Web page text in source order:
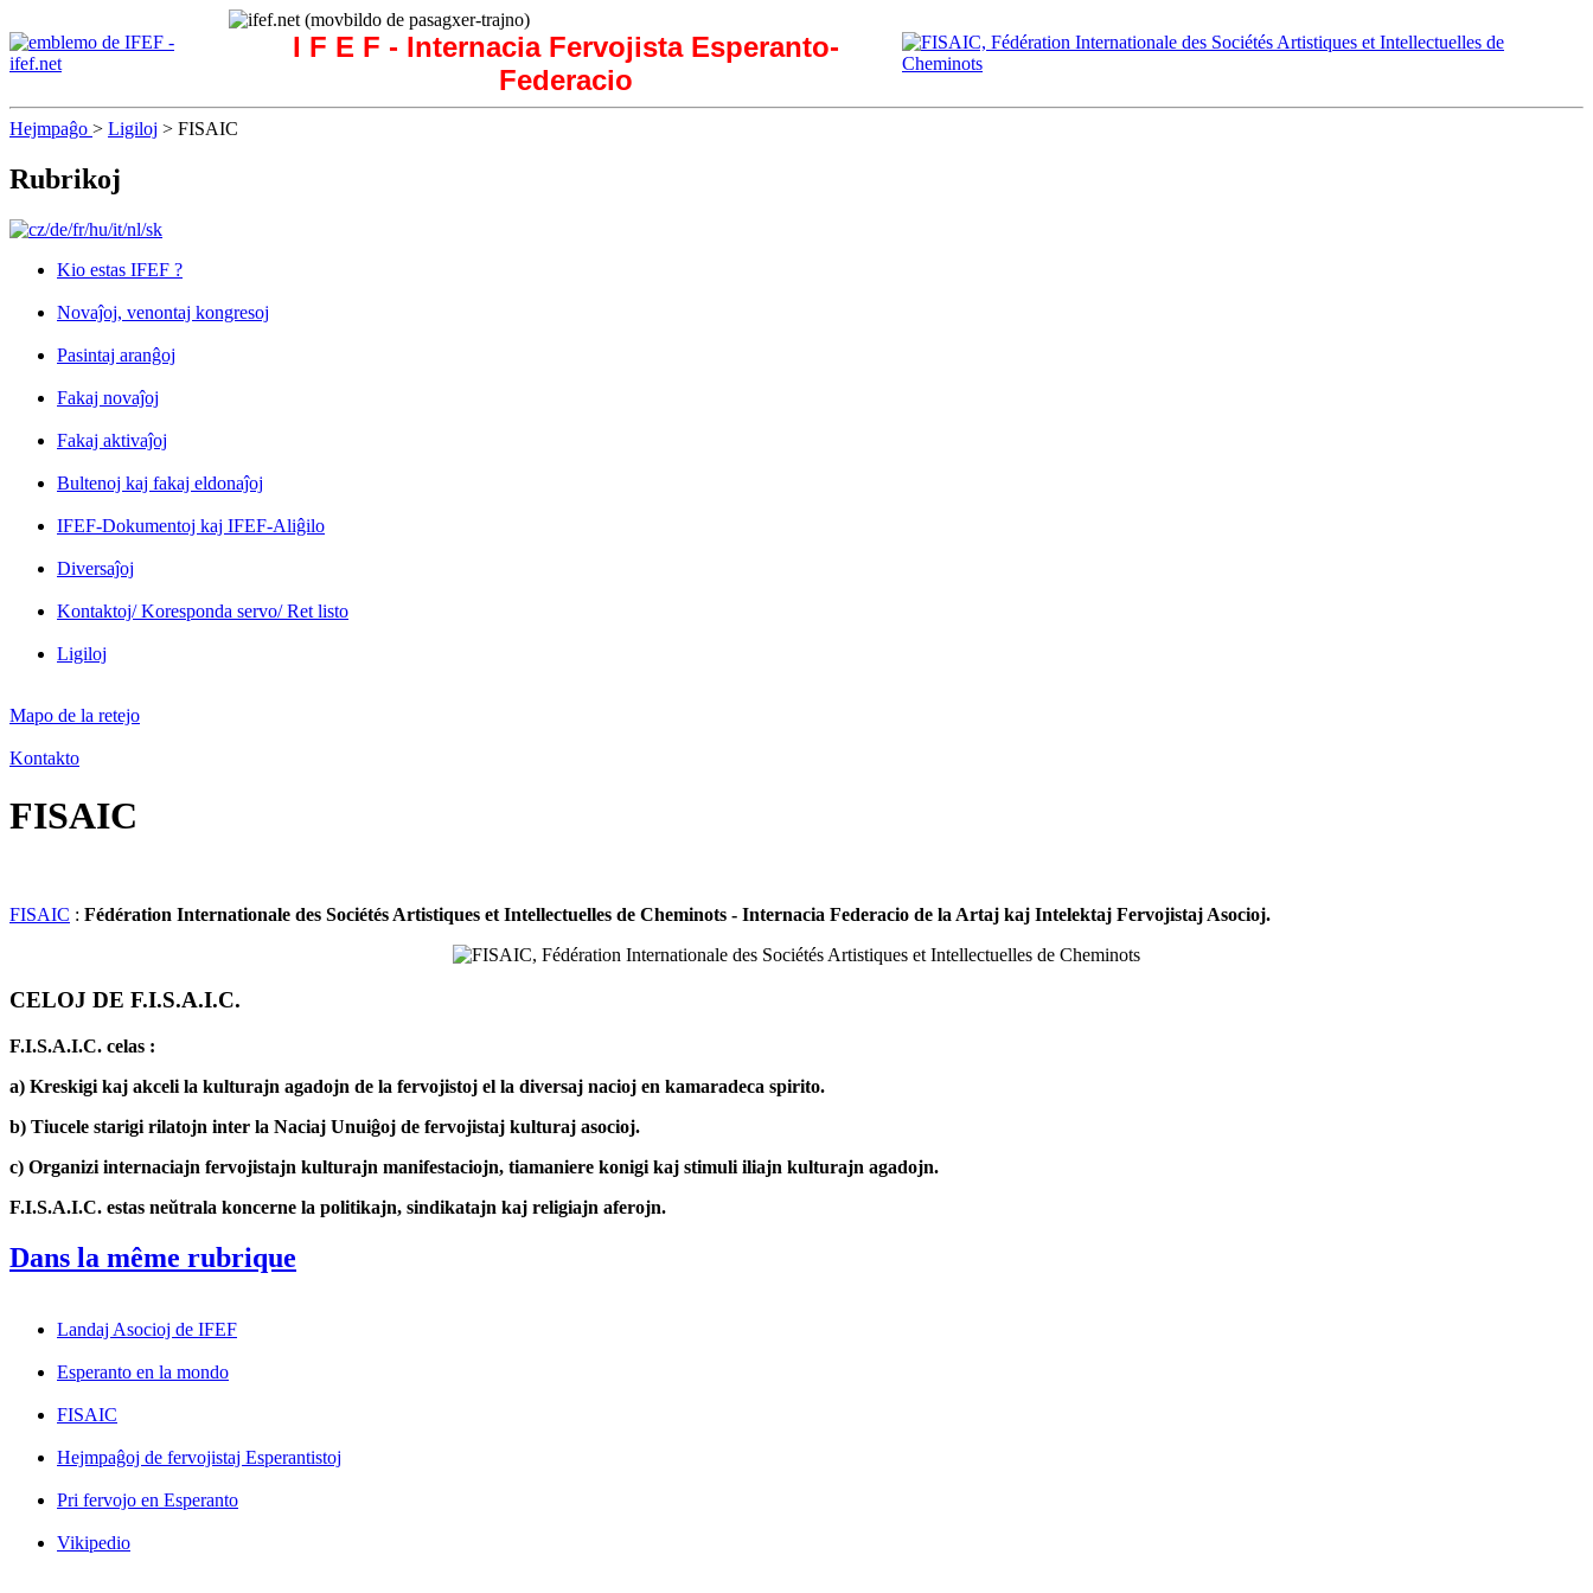
I F E F - Internacia Fervojista Esperanto-
Federacio
Hejmpaĝo > Ligiloj > FISAIC
Rubrikoj
Kio estas IFEF ?
Novaĵoj, venontaj kongresoj
Pasintaj aranĝoj
Fakaj novaĵoj
Fakaj aktivaĵoj
Bultenoj kaj fakaj eldonaĵoj
IFEF-Dokumentoj kaj IFEF-Aliĝilo
Diversaĵoj
Kontaktoj/ Koresponda servo/ Ret listo
Ligiloj
Mapo de la retejo
Kontakto
FISAIC
FISAIC : Fédération Internationale des Sociétés Artistiques et Intellectuelles de Cheminots - Internacia Federacio de la Artaj kaj Intelektaj Fervojistaj Asocioj.
CELOJ DE F.I.S.A.I.C.
F.I.S.A.I.C. celas :
a) Kreskigi kaj akceli la kulturajn agadojn de la fervojistoj el la diversaj nacioj en kamaradeca spirito.
b) Tiucele starigi rilatojn inter la Naciaj Unuiĝoj de fervojistaj kulturaj asocioj.
c) Organizi internaciajn fervojistajn kulturajn manifestaciojn, tiamaniere konigi kaj stimuli iliajn kulturajn agadojn.
F.I.S.A.I.C. estas neŭtrala koncerne la politikajn, sindikatajn kaj religiajn aferojn.
Dans la même rubrique
Landaj Asocioj de IFEF
Esperanto en la mondo
FISAIC
Hejmpaĝoj de fervojistaj Esperantistoj
Pri fervojo en Esperanto
Vikipedio